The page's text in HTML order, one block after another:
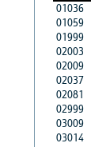
01036
01059
01999
02003
02009
02037
02081
02999
03009
03014